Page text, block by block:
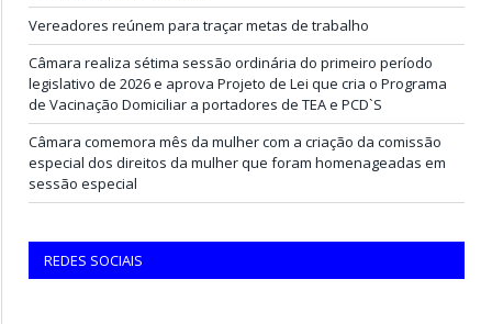
Vereadores reúnem para traçar metas de trabalho
Câmara realiza sétima sessão ordinária do primeiro período
legislativo de 2026 e aprova Projeto de Lei que cria o Programa
de Vacinação Domiciliar a portadores de TEA e PCD`S
Câmara comemora mês da mulher com a criação da comissão
especial dos direitos da mulher que foram homenageadas em
sessão especial
REDES SOCIAIS